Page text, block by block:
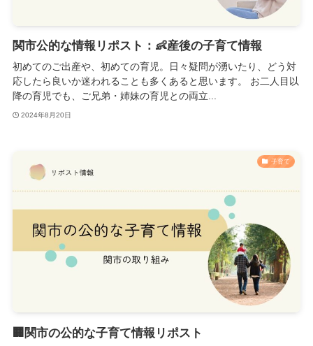
関市公的な情報リポスト：👶産後の子育て情報
初めてのご出産や、初めての育児。日々疑問が湧いたり、どう対
応したら良いか迷われることも多くあると思います。 お二人目以
降の育児でも、ご兄弟・姉妹の育児との両立...
2024年8月20日
子育て
🏢関市の公的な子育て情報リポスト